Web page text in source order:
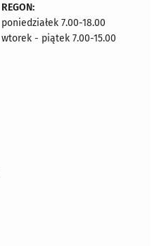
REGON:
poniedziałek 7.00-18.00
wtorek - piątek 7.00-15.00